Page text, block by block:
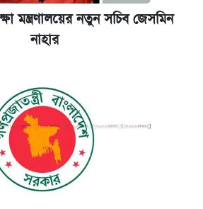
মন্ত্রণালয়ের নতুন সচিব জেসমিন
নাহার